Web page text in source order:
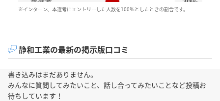
※インターン、本選考にエントリーした人数を100％としたときの割合です。
静和工業の最新の掲示版口コミ
書き込みはまだありません。
みんなに質問してみたいこと、話し合ってみたいことなど投稿お
待ちしています！